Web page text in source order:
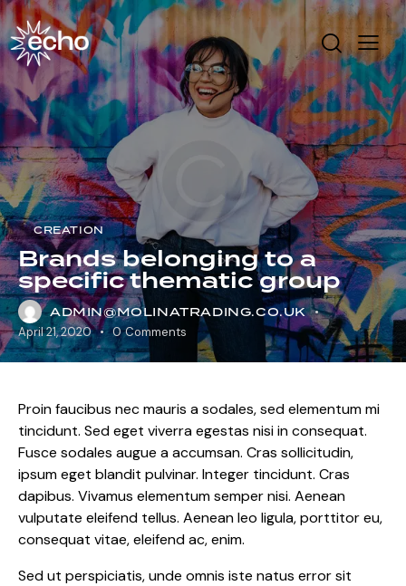
CREATION
Brands belonging to a
specific thematic group
ADMIN@MOLINATRADING.CO.UK
April 21, 2020 0 Comments
Proin faucibus nec mauris a sodales, sed elementum mi
tincidunt. Sed eget viverra egestas nisi in consequat.
Fusce sodales augue a accumsan. Cras sollicitudin,
ipsum eget blandit pulvinar. Integer tincidunt. Cras
dapibus. Vivamus elementum semper nisi. Aenean
vulputate eleifend tellus. Aenean leo ligula, porttitor eu,
consequat vitae, eleifend ac, enim.
Sed ut perspiciatis, unde omnis iste natus error sit